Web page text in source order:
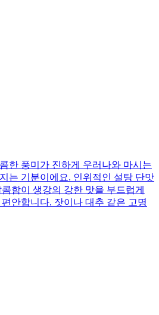
한 풍미가 진하게 우러나와 마시는
는 기분이에요. 인위적인 설탕 단맛
함이 생강의 강한 맛을 부드럽게
안합니다. 잣이나 대추 같은 고명